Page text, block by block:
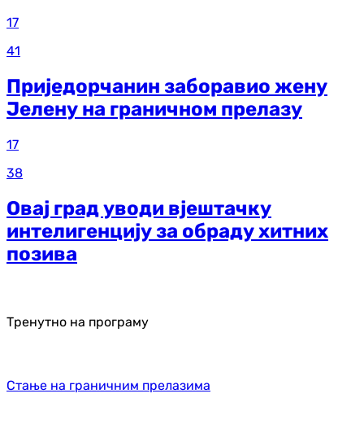
17
41
Приједорчанин заборавио жену
Јелену на граничном прелазу
17
38
Овај град уводи вјештачку
интелигенцију за обраду хитних
позива
Тренутно на програму
Стање на граничним прелазима